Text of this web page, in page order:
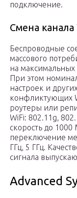
подключение.
Смена канала
Беспроводные
массового
на максимальных
При этом
настроек и
конфликтующих
роутеры или
WiFi: 802.11g,
скорость до 1000
переключение
ГГц, 5 ГГц.
сигнала
Advanced